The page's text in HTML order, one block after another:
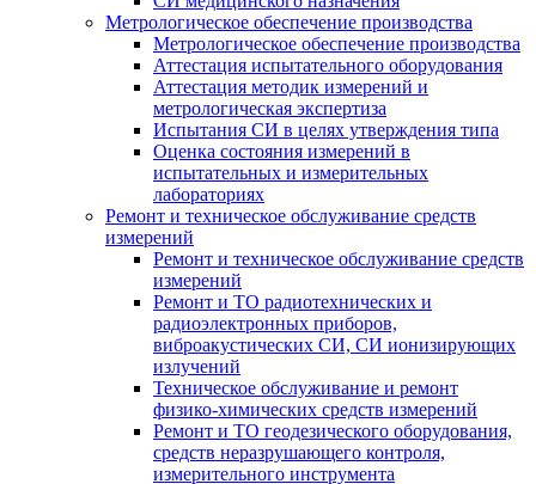
Метрологическое обеспечение производства
Метрологическое обеспечение производства
Аттестация испытательного оборудования
Аттестация методик измерений и
метрологическая экспертиза
Испытания СИ в целях утверждения типа
Оценка состояния измерений в
испытательных и измерительных
лабораториях
Ремонт и техническое обслуживание средств
измерений
Ремонт и техническое обслуживание средств
измерений
Ремонт и ТО радиотехнических и
радиоэлектронных приборов,
виброакустических СИ, СИ ионизирующих
излучений
Техническое обслуживание и ремонт
физико-химических средств измерений
Ремонт и ТО геодезического оборудования,
средств неразрушающего контроля,
измерительного инструмента